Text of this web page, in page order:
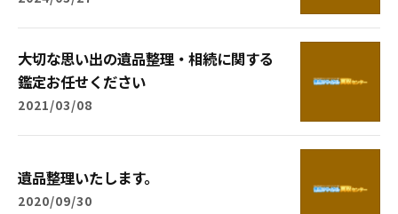
大切な思い出の遺品整理・相続に関する
鑑定お任せください
2021/03/08
遺品整理いたします。
2020/09/30